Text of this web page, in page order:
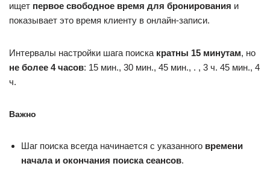
ищет первое свободное время для бронирования и
показывает это время клиенту в онлайн-записи.
Интервалы настройки шага поиска кратны 15 минутам, но
не более 4 часов: 15 мин., 30 мин., 45 мин., . , 3 ч. 45 мин., 4
ч.
Важно
Шаг поиска всегда начинается с указанного времени
начала и окончания поиска сеансов.